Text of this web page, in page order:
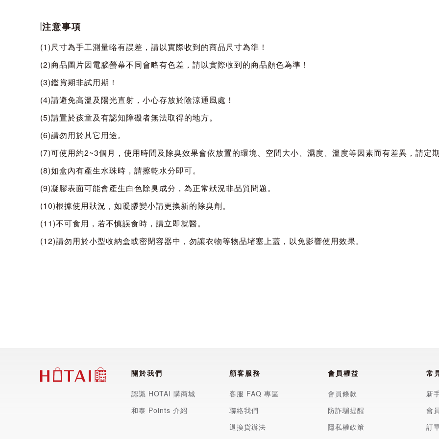
注意事項
(1)尺寸為手工測量略有誤差，請以實際收到的商品尺寸為準！
(2)商品圖片因電腦螢幕不同會略有色差，請以實際收到的商品顏色為準！
(3)鑑賞期非試用期！
(4)請避免高溫及陽光直射，小心存放於陰涼通風處！
(5)請置於孩童及有認知障礙者無法取得的地方。
(6)請勿用於其它用途。
(7)可使用約2~3個月，使用時間及除臭效果會依放置的環境、空間大小、濕度、溫度等因素而有差異，請定
(8)如盒內有產生水珠時，請擦乾水分即可。
(9)凝膠表面可能會產生白色除臭成分，為正常狀況非品質問題。
(10)根據使用狀況，如凝膠變小請更換新的除臭劑。
(11)不可食用，若不慎誤食時，請立即就醫。
(12)請勿用於小型收納盒或密閉容器中，勿讓衣物等物品堵塞上蓋，以免影響使用效果。
關於我們
認識 HOTAI 購商城
和泰 Points 介紹
顧客服務
客服 FAQ 專區
聯絡我們
退換貨辦法
會員權益
會員條款
防詐騙提醒
隱私權政策
常
新
會
訂